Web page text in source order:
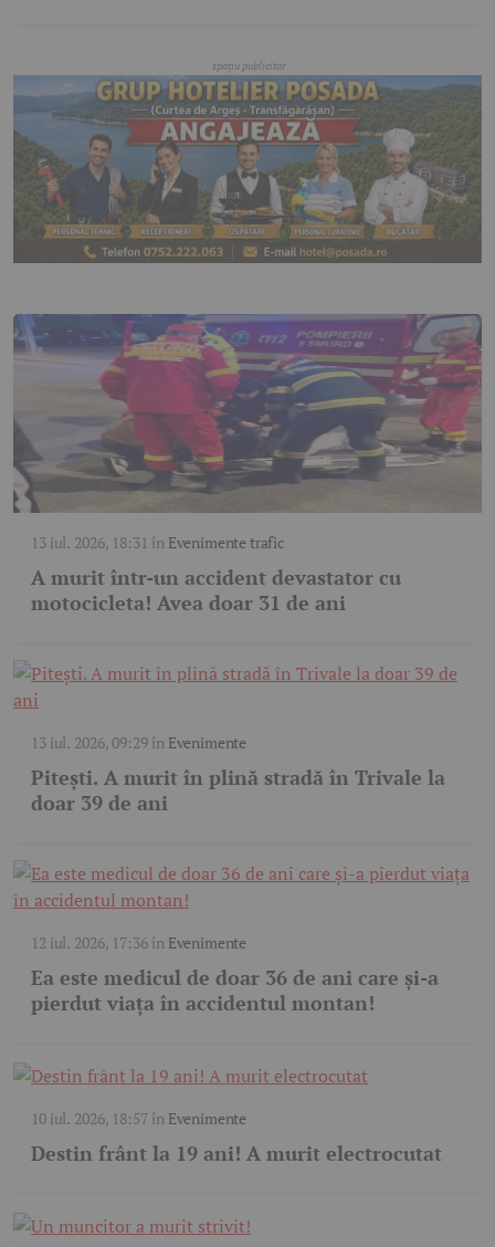
13 iul. 2026, 18:31 în Evenimente trafic
A murit într-un accident devastator cu
motocicleta! Avea doar 31 de ani
13 iul. 2026, 09:29în Evenimente
Pitești. A murit în plină stradă în Trivale la
doar 39 de ani
12 iul. 2026, 17:36în Evenimente
Ea este medicul de doar 36 de ani care și-a
pierdut viața în accidentul montan!
10 iul. 2026, 18:57în Evenimente
Destin frânt la 19 ani! A murit electrocutat